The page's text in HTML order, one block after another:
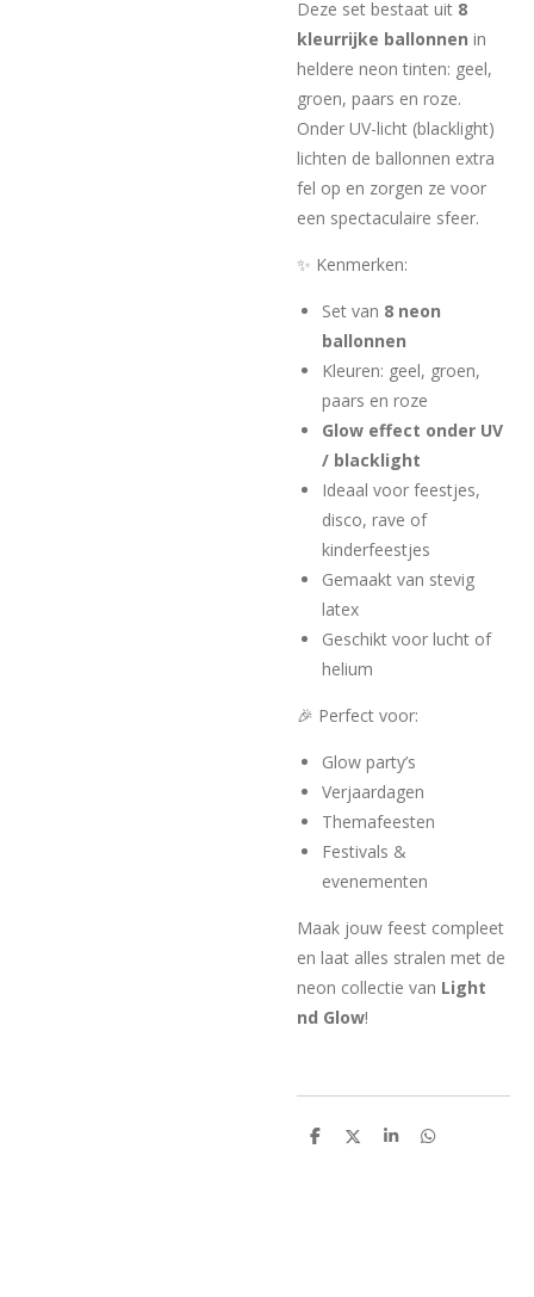
Deze set bestaat uit 8
kleurrijke ballonnen in
heldere neon tinten: geel,
groen, paars en roze.
Onder UV-licht (blacklight)
lichten de ballonnen extra
fel op en zorgen ze voor
een spectaculaire sfeer.
✨ Kenmerken:
Set van 8 neon
ballonnen
Kleuren: geel, groen,
paars en roze
Glow effect onder UV
/ blacklight
Ideaal voor feestjes,
disco, rave of
kinderfeestjes
Gemaakt van stevig
latex
Geschikt voor lucht of
helium
🎉 Perfect voor:
Glow party’s
Verjaardagen
Themafeesten
Festivals &
evenementen
Maak jouw feest compleet
en laat alles stralen met de
neon collectie van Light
nd Glow!
D
D
S
D